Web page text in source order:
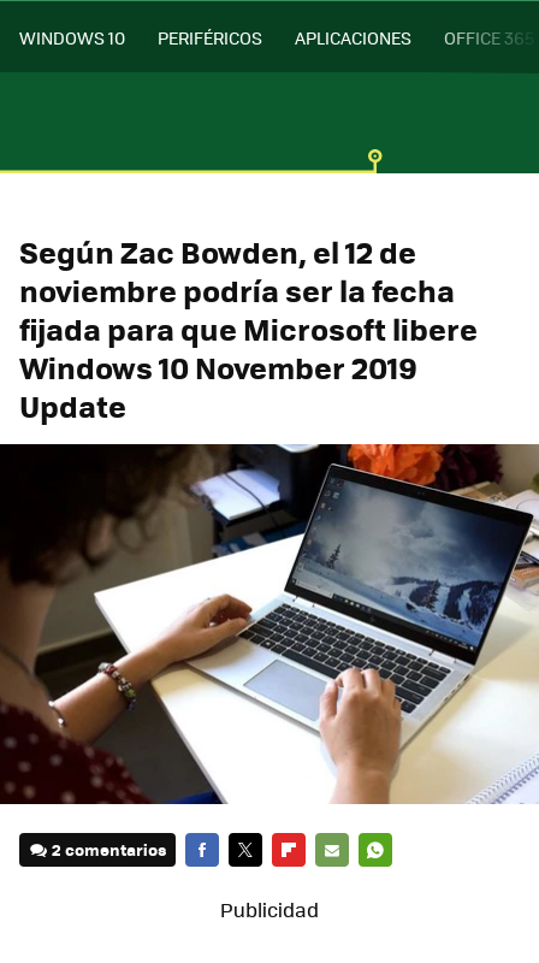
WINDOWS 10 PERIFÉRICOS APLICACIONES OFFICE 365
Según Zac Bowden, el 12 de
noviembre podría ser la fecha
fijada para que Microsoft libere
Windows 10 November 2019
Update
2 comentarios
MAIL